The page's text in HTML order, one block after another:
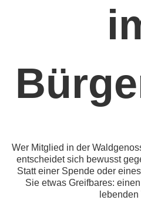
Wer Mitglied in der
entscheidet sich bewusst
Statt einer Spende oder
Sie etwas Greifbares:
lebenden